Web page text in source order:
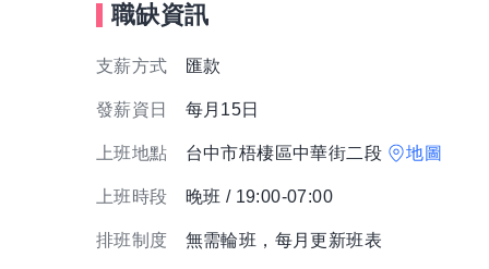
職缺資訊
支薪方式 匯款
發薪資日 每月15日
上班地點 台中市梧棲區中華街二段 地圖
上班時段 晚班 / 19:00-07:00
排班制度 無需輪班，每月更新班表